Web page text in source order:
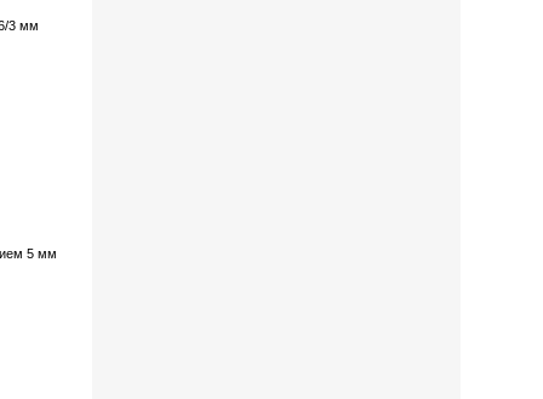
3 мм
5 мм